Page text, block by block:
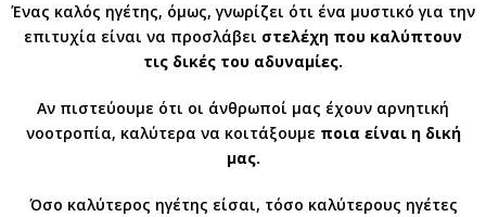
Ένας καλός ηγέτης, όμως, γνωρίζει ότι ένα μυστικό για την
επιτυχία είναι να προσλάβει στελέχη που καλύπτουν
τις δικές του αδυναμίες.
Αν πιστεύουμε ότι οι άνθρωποί μας έχουν αρνητική
νοοτροπία, καλύτερα να κοιτάξουμε ποια είναι η δική
μας.
Όσο καλύτερος ηγέτης είσαι, τόσο καλύτερους ηγέτες